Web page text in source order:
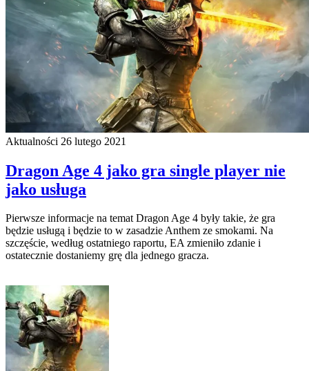
Aktualności 26 lutego 2021
Dragon Age 4 jako gra single player nie
jako usługa
Pierwsze informacje na temat Dragon Age 4 były takie, że gra
będzie usługą i będzie to w zasadzie Anthem ze smokami. Na
szczęście, według ostatniego raportu, EA zmieniło zdanie i
ostatecznie dostaniemy grę dla jednego gracza.